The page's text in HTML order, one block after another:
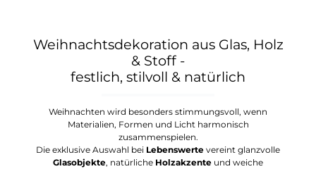
Weihnachtsdekoration aus Glas, Holz
& Stoff -
festlich, stilvoll & natürlich
Weihnachten wird besonders stimmungsvoll, wenn
Materialien, Formen und Licht harmonisch
zusammenspielen.
Die exklusive Auswahl bei Lebenswerte vereint glanzvolle
Glasobjekte, natürliche Holzakzente und weiche